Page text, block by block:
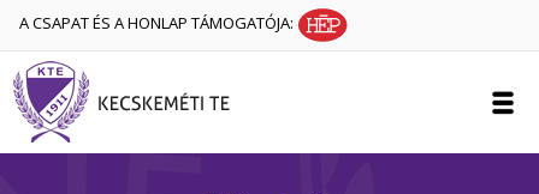
A CSAPAT ÉS A HONLAP TÁMOGATÓJA: